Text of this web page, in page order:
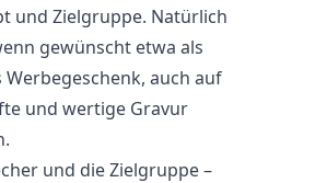
und Zielgruppe. Natürlich
gewünscht etwa als
auch auf
und wertige Gravur
und die Zielgruppe –